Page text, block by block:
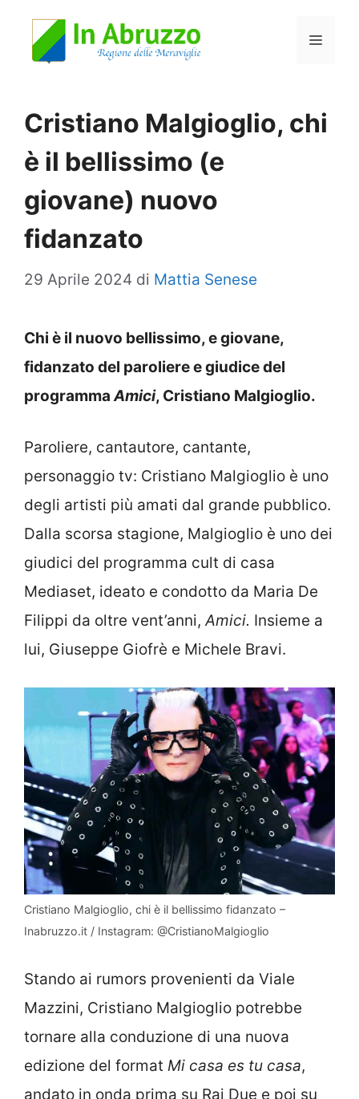
Menu
Cristiano Malgioglio, chi
è il bellissimo (e
giovane) nuovo
fidanzato
29 Aprile 2024 di Mattia Senese
Chi è il nuovo bellissimo, e giovane,
fidanzato del paroliere e giudice del
programma Amici, Cristiano Malgioglio.
Paroliere, cantautore, cantante,
personaggio tv: Cristiano Malgioglio è uno
degli artisti più amati dal grande pubblico.
Dalla scorsa stagione, Malgioglio è uno dei
giudici del programma cult di casa
Mediaset, ideato e condotto da Maria De
Filippi da oltre vent’anni, Amici. Insieme a
lui, Giuseppe Giofrè e Michele Bravi.
Cristiano Malgioglio, chi è il bellissimo fidanzato –
Inabruzzo.it / Instagram: @CristianoMalgioglio
Stando ai rumors provenienti da Viale
Mazzini, Cristiano Malgioglio potrebbe
tornare alla conduzione di una nuova
edizione del format Mi casa es tu casa,
andato in onda prima su Rai Due e poi su